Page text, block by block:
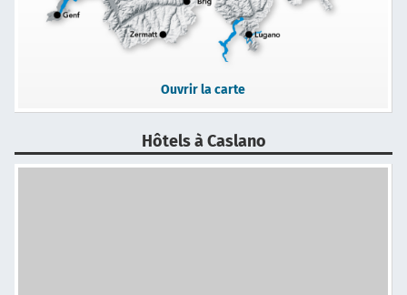
Ouvrir la carte
Hôtels à Caslano